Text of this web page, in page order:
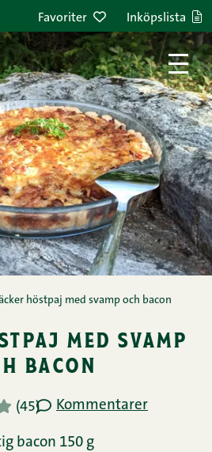
Favoriter Inköpslista
höstpaj med svamp och bacon
med svamp
bacon
5 (45) Kommentarer
bacon 150 g